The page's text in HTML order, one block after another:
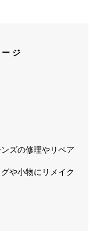
ジ
ズの修理やリペア
や小物にリメイク